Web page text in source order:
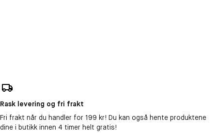
Rask levering og fri frakt
Fri frakt når du handler for 199 kr! Du kan også hente produktene
dine i butikk innen 4 timer helt gratis!